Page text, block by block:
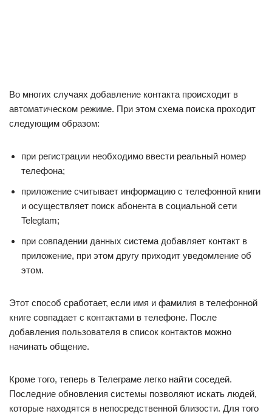
Во многих случаях добавление контакта происходит в
автоматическом режиме. При этом схема поиска проходит
следующим образом:
при регистрации необходимо ввести реальный номер
телефона;
приложение считывает информацию с телефонной книги
и осуществляет поиск абонента в социальной сети
Telegtam;
при совпадении данных система добавляет контакт в
приложение, при этом другу приходит уведомление об
этом.
Этот способ сработает, если имя и фамилия в телефонной
книге совпадает с контактами в телефоне. После
добавления пользователя в список контактов можно
начинать общение.
Кроме того, теперь в Телеграме легко найти соседей.
Последние обновления системы позволяют искать людей,
которые находятся в непосредственной близости. Для того